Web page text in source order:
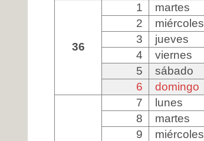
36
1
martes
2
miércoles
3
jueves
4
viernes
5
sábado
6
domingo
7
lunes
8
martes
9
miércoles